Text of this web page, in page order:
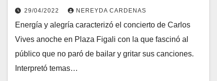
29/04/2022 NEREYDA CARDENAS
Energía y alegría caracterizó el concierto de Carlos
Vives anoche en Plaza Figali con la que fascinó al
público que no paró de bailar y gritar sus canciones.
Interpretó temas…